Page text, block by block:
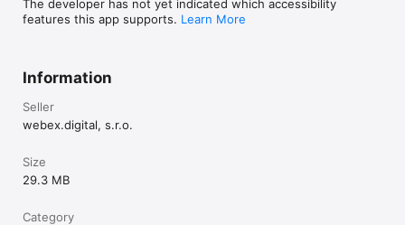
The developer has not yet indicated which accessibility
features this app supports. Learn More
Information
Seller
webex.digital, s.r.o.
Size
29.3 MB
Category